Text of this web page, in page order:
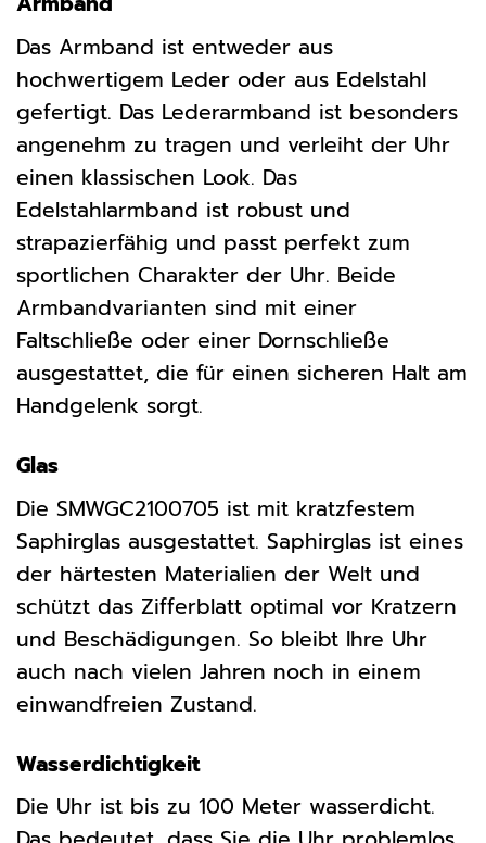
Das Armband ist entweder aus
hochwertigem Leder oder aus Edelstahl
gefertigt. Das Lederarmband ist besonders
angenehm zu tragen und verleiht der Uhr
einen klassischen Look. Das
Edelstahlarmband ist robust und
strapazierfähig und passt perfekt zum
sportlichen Charakter der Uhr. Beide
Armbandvarianten sind mit einer
Faltschließe oder einer Dornschließe
ausgestattet, die für einen sicheren Halt am
Handgelenk sorgt.
Glas
Die SMWGC2100705 ist mit kratzfestem
Saphirglas ausgestattet. Saphirglas ist eines
der härtesten Materialien der Welt und
schützt das Zifferblatt optimal vor Kratzern
und Beschädigungen. So bleibt Ihre Uhr
auch nach vielen Jahren noch in einem
einwandfreien Zustand.
Wasserdichtigkeit
Die Uhr ist bis zu 100 Meter wasserdicht.